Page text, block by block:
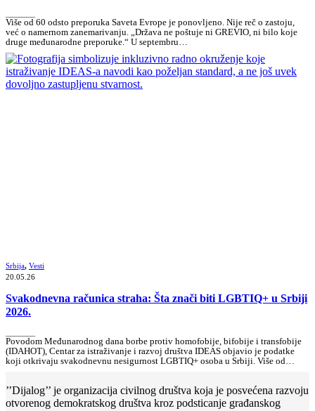
Više od 60 odsto preporuka Saveta Evrope je ponovljeno. Nije reč o zastoju,
već o namernom zanemarivanju. „Država ne poštuje ni GREVIO, ni bilo koje
druge međunarodne preporuke.“ U septembru…
Srbija, Vesti
20.05.26
Svakodnevna računica straha: Šta znači biti LGBTIQ+ u Srbiji
2026.
Povodom Međunarodnog dana borbe protiv homofobije, bifobije i transfobije
(IDAHOT), Centar za istraživanje i razvoj društva IDEAS objavio je podatke
koji otkrivaju svakodnevnu nesigurnost LGBTIQ+ osoba u Srbiji. Više od…
’’Dijalog’’ je organizacija civilnog društva koja je posvećena razvoju
otvorenog demokratskog društva kroz podsticanje građanskog